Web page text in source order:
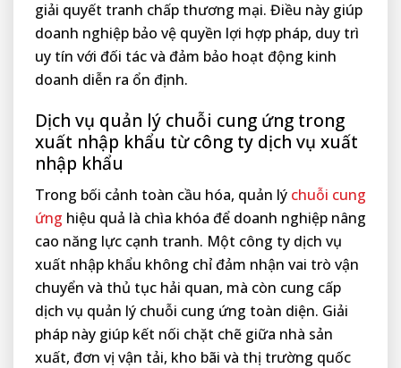
giải quyết tranh chấp thương mại. Điều này giúp
doanh nghiệp bảo vệ quyền lợi hợp pháp, duy trì
uy tín với đối tác và đảm bảo hoạt động kinh
doanh diễn ra ổn định.
Dịch vụ quản lý chuỗi cung ứng trong
xuất nhập khẩu từ công ty dịch vụ xuất
nhập khẩu
Trong bối cảnh toàn cầu hóa, quản lý chuỗi cung
ứng hiệu quả là chìa khóa để doanh nghiệp nâng
cao năng lực cạnh tranh. Một công ty dịch vụ
xuất nhập khẩu không chỉ đảm nhận vai trò vận
chuyển và thủ tục hải quan, mà còn cung cấp
dịch vụ quản lý chuỗi cung ứng toàn diện. Giải
pháp này giúp kết nối chặt chẽ giữa nhà sản
xuất, đơn vị vận tải, kho bãi và thị trường quốc